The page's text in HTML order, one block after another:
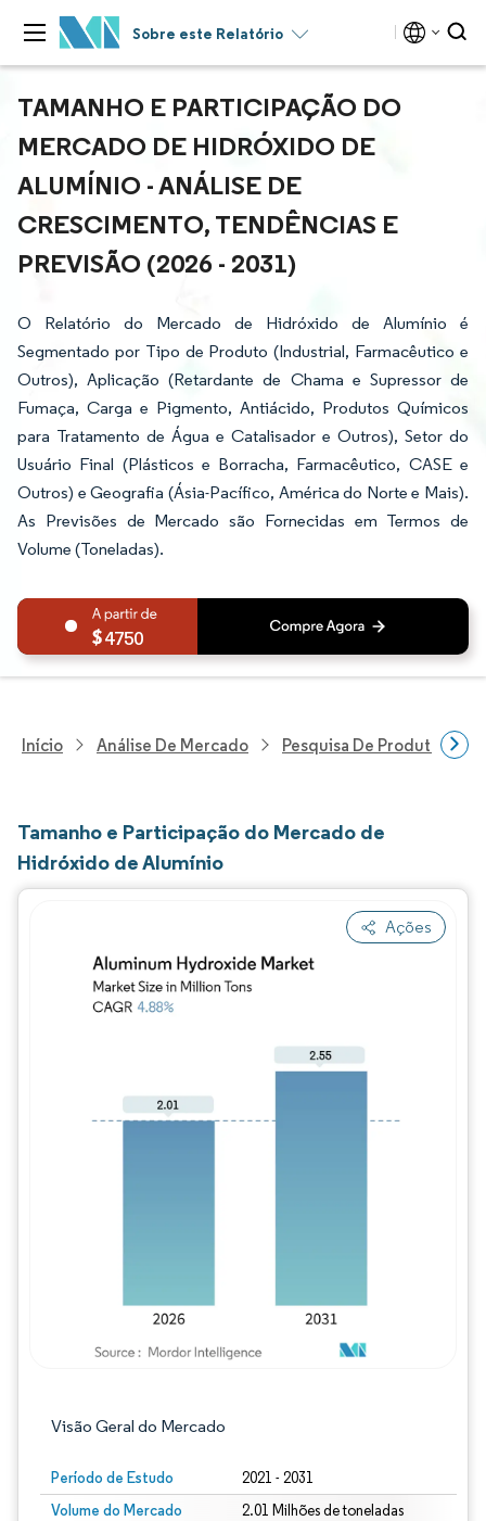
Sobre este Relatório
TAMANHO E PARTICIPAÇÃO DO
MERCADO DE HIDRÓXIDO DE
ALUMÍNIO - ANÁLISE DE
CRESCIMENTO, TENDÊNCIAS E
PREVISÃO (2026 - 2031)
O Relatório do Mercado de Hidróxido de Alumínio é
Segmentado por Tipo de Produto (Industrial, Farmacêutico e
Outros), Aplicação (Retardante de Chama e Supressor de
Fumaça, Carga e Pigmento, Antiácido, Produtos Químicos
para Tratamento de Água e Catalisador e Outros), Setor do
Usuário Final (Plásticos e Borracha, Farmacêutico, CASE e
Outros) e Geografia (Ásia-Pacífico, América do Norte e Mais).
As Previsões de Mercado são Fornecidas em Termos de
Volume (Toneladas).
4750
Início Análise De Mercado Pesquisa De Produtos
Tamanho e Participação do Mercado de
Hidróxido de Alumínio
Ações
Visão Geral do Mercado
Período de Estudo 2021 - 2031
Volume do Mercado
2.01 Milhões de toneladas